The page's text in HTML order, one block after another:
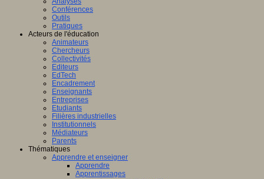
Conférences
Outils
Pratiques
Acteurs de l'éducation
Animateurs
Chercheurs
Collectivités
Editeurs
EdTech
Encadrement
Enseignants
Entreprises
Etudiants
Filières industrielles
Institutionnels
Médiateurs
Parents
Thématiques
Apprendre et enseigner
Apprendre
Apprentissages